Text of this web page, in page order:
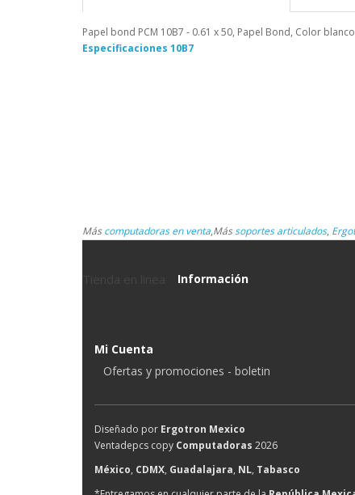
Papel bond PCM 10B7 - 0.61 x 50, Papel Bond, Color
Especificaciones 10B7
Máscomputadoras en venta,Mássoportes articulados,
Información
Mi Cuenta
Ofertas y promociones - boletin
Diseñado por Ergotron Mexico
Ventadepcs copy Computadoras 2026
México, CDMX, Guadalajara, NL, Tabasco